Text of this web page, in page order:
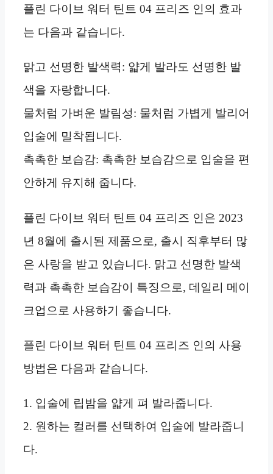
플린 다이브 워터 틴트 04 프리즈 인의 효과
는 다음과 같습니다.
맑고 선명한 발색력: 얇게 발라도 선명한 발
색을 자랑합니다.
물처럼 가벼운 발림성: 물처럼 가볍게 발리어
입술에 밀착됩니다.
촉촉한 보습감: 촉촉한 보습감으로 입술을 편
안하게 유지해 줍니다.
플린 다이브 워터 틴트 04 프리즈 인은 2023
년 8월에 출시된 제품으로, 출시 직후부터 많
은 사랑을 받고 있습니다. 맑고 선명한 발색
력과 촉촉한 보습감이 특징으로, 데일리 메이
크업으로 사용하기 좋습니다.
플린 다이브 워터 틴트 04 프리즈 인의 사용
방법은 다음과 같습니다.
1. 입술에 립밤을 얇게 펴 발라줍니다.
2. 원하는 컬러를 선택하여 입술에 발라줍니
다.